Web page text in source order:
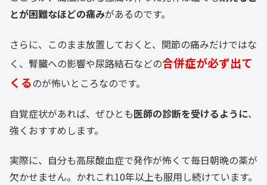
とが困難なほどの痛みがあるのです。
さらに、このまま放置しておくと、関節の痛みだけではな
く、腎臓への影響や尿路結石などの合併症が必ず出て
くるのが怖いところなのです。
自覚症状があれば、ぜひとも医師の診断を受けるように、
強くおすすめします。
実際に、自分も高尿酸血症で発作が怖くて毎日朝晩の薬が
欠かせません。かれこれ10年以上も服用し続けています。